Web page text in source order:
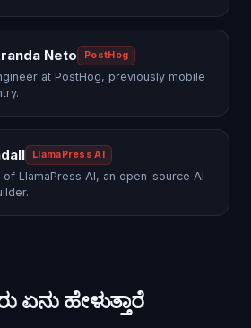
Neto PostHog
at PostHog, previously mobile
LlamaPress AI
LlamaPress AI, an open-source AI
ಏನು ಹೇಳುತ್ತಾರೆ